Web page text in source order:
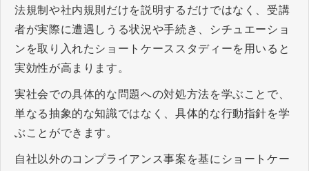
法規制や社内規則だけを説明するだけではなく、受講
者が実際に遭遇しうる状況や手続き、シチュエーショ
ンを取り入れたショートケーススタディーを用いると
実効性が高まります。
実社会での具体的な問題への対処方法を学ぶことで、
単なる抽象的な知識ではなく、具体的な行動指針を学
ぶことができます。
自社以外のコンプライアンス事案を基にショートケー